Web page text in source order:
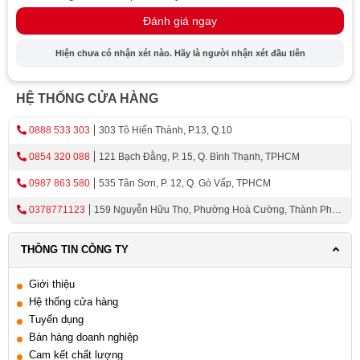
Cấu tạo cốc kép giúp bạn lắp đặt một cách dễ dàng &
thuận tiện nhất.
Đánh giá ngay
Hiện chưa có nhận xét nào. Hãy là người nhận xét đầu tiên
HỆ THỐNG CỬA HÀNG
0888 533 303 303 Tô Hiến Thành, P.13, Q.10
0854 320 088 121 Bạch Đằng, P. 15, Q. Bình Thạnh, TPHCM
0987 863 580 535 Tân Sơn, P. 12, Q. Gò Vấp, TPHCM
0378771123
159 Nguyễn Hữu Thọ, Phường Hoà Cường, Thành Phố
THÔNG TIN CÔNG TY
Giới thiệu
Hệ thống cửa hàng
Tuyển dụng
Bán hàng doanh nghiệp
Cam kết chất lượng